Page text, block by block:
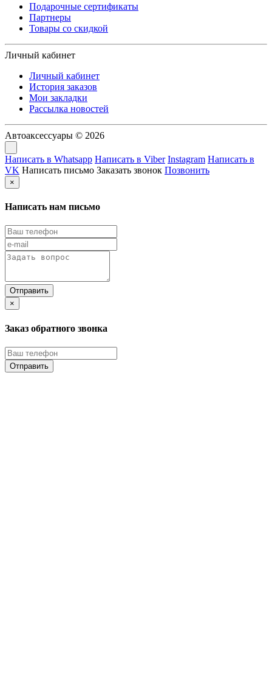
Подарочные сертификаты
Партнеры
Товары со скидкой
Личный кабинет
Личный кабинет
История заказов
Мои закладки
Рассылка новостей
Автоаксессуары © 2026
Написать в Whatsapp Написать в Viber Instagram Написать в
VK Написать письмо Заказать звонок Позвонить
×
Написать нам письмо
×
Заказ обратного звонка